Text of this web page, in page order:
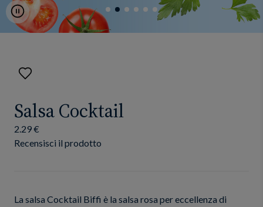
Pause
Aggiungi
Salsa Cocktail
2.29 €
Recensisci il prodotto
La salsa Cocktail Biffi è la salsa rosa per eccellenza di